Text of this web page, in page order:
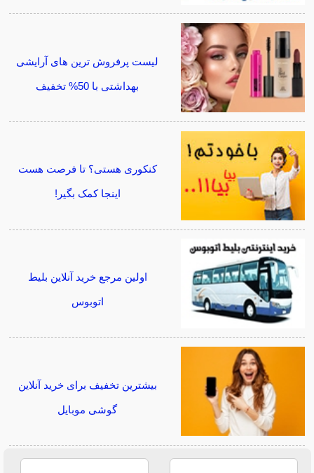
لیست پرفروش ترین های آرایشی
بهداشتی با 50% تخفیف
کنکوری هستی؟ تا فرصت هست
اینجا کمک بگیر!
اولین مرجع خرید آنلاین بلیط
اتوبوس
بیشترین تخفیف برای خرید آنلاین
گوشی موبایل